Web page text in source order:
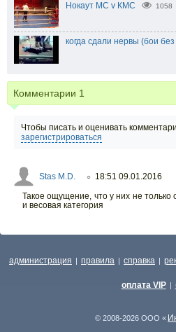
Нокаут МС v КМС 1058
когда сдали нервы (бои
Комментарии 1
Чтобы писать и оценивать
зарегистрироваться
Stas M.D. ○ 18:51 09.01.2016
Такое ощущение, что у них не только
и весовая категория
администрация | правила | справка |
оплата VIP |
© 2008-2026 ООО «